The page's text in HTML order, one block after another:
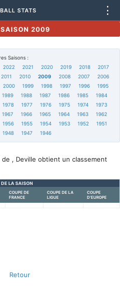
STATS ⋮
SAISON 2009
Saisons :
2022 2021 2020 2019 2018
2017
2011 2010 2009 2008 2007
2006
2000 1999 1998 1997 1996
1995
1989 1988 1987 1986 1985
1984
1978 1977 1976 1975 1974
1973
1967 1966 1965 1964 1963
1962
1956 1955 1954 1953 1952
1951
1948 1947 1946
, Deville obtient un classement
LA SAISON
COUPE DE
FRANCE
COUPE DE LA
LIGUE
COUPE
D'EUROPE
Retour